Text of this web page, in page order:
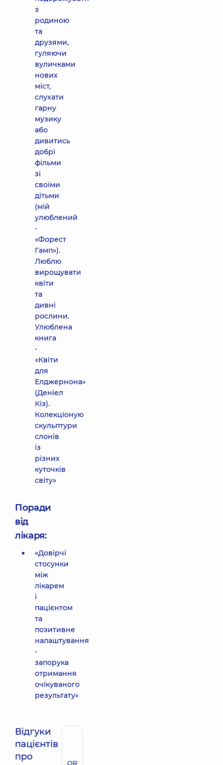
з
родиною
та
друзями,
гуляючи
вуличками
нових
міст,
слухати
гарну
музику
або
дивитись
добрі
фільми
зі
своїми
дітьми
(мій
улюблений
-
«Форест
Гамп»).
Люблю
вирощувати
квіти
та
дивні
рослини.
Улюблена
книга
-
«Квіти
для
Елджернона»
(Деніел
Кіз).
Колекціоную
скульптури
слонів
із
різних
куточків
світу»
Поради
від
лікаря:
«Довірчі
стосунки
між
лікарем
і
пацієнтом
та
позитивне
налаштування
-
запорука
отримання
очікуваного
результату»
Відгуки
пацієнтів
про
QR